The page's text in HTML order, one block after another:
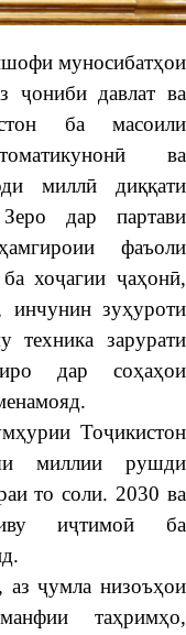
муносибатҳои
ҷониби давлат ва
ба масоили
ва
миллӣ диққати
дар партави
фаъоли
хоҷагии ҷаҳонӣ,
инчунин зуҳуроти
техника зарурати
дар соҳаҳои
Тоҷикистон
миллии рушди
то соли. 2030 ва
иҷтимоӣ ба
аз ҷумла низоъҳои
таҳримҳо,